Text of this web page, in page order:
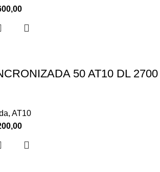
50 AT10 DL 2700
, AT10